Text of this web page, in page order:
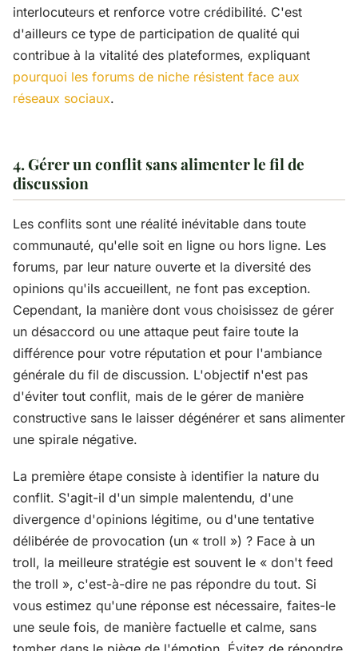
interlocuteurs et renforce votre crédibilité. C'est
d'ailleurs ce type de participation de qualité qui
contribue à la vitalité des plateformes, expliquant
pourquoi les forums de niche résistent face aux
réseaux sociaux.
4. Gérer un conflit sans alimenter le fil de
discussion
Les conflits sont une réalité inévitable dans toute
communauté, qu'elle soit en ligne ou hors ligne. Les
forums, par leur nature ouverte et la diversité des
opinions qu'ils accueillent, ne font pas exception.
Cependant, la manière dont vous choisissez de gérer
un désaccord ou une attaque peut faire toute la
différence pour votre réputation et pour l'ambiance
générale du fil de discussion. L'objectif n'est pas
d'éviter tout conflit, mais de le gérer de manière
constructive sans le laisser dégénérer et sans alimenter
une spirale négative.
La première étape consiste à identifier la nature du
conflit. S'agit-il d'un simple malentendu, d'une
divergence d'opinions légitime, ou d'une tentative
délibérée de provocation (un « troll ») ? Face à un
troll, la meilleure stratégie est souvent le « don't feed
the troll », c'est-à-dire ne pas répondre du tout. Si
vous estimez qu'une réponse est nécessaire, faites-le
une seule fois, de manière factuelle et calme, sans